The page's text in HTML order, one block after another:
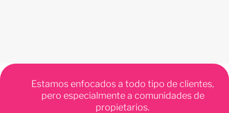
Estamos enfocados a todo tipo de clientes,
pero especialmente a comunidades de
propietarios.